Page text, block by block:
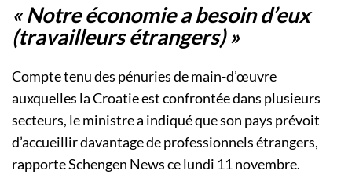
« Notre économie a besoin d’eux
(travailleurs étrangers) »
Compte tenu des pénuries de main-d’œuvre
auxquelles la Croatie est confrontée dans plusieurs
secteurs, le ministre a indiqué que son pays prévoit
d’accueillir davantage de professionnels étrangers,
rapporte Schengen News ce lundi 11 novembre.